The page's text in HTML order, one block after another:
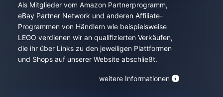
Als Mitglieder vom Amazon Partnerprogramm,
eBay Partner Network und anderen Affiliate-
Programmen von Händlern wie beispielsweise
LEGO verdienen wir an qualifizierten Verkäufen,
die ihr über Links zu den jeweiligen Plattformen
und Shops auf unserer Website abschließt.
weitere Informationen